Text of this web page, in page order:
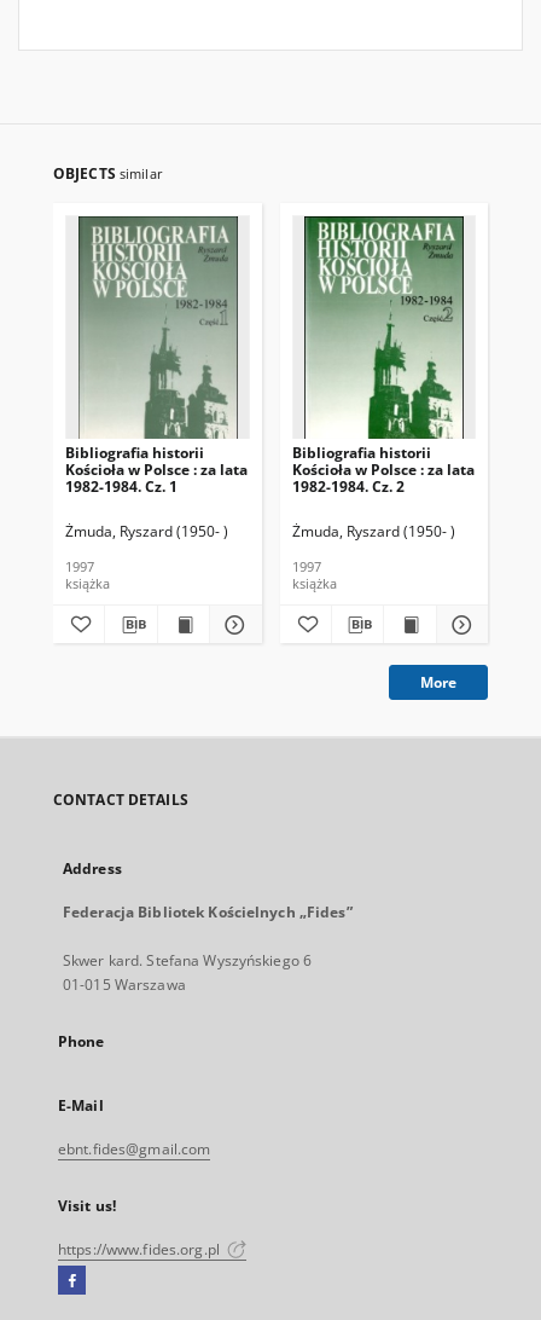
OBJECTS similar
Bibliografia historii
Kościoła w Polsce : za lata
1982-1984. Cz. 1
Żmuda, Ryszard (1950- )
1997
książka
Bibliografia historii
Kościoła w Polsce : za lata
1982-1984. Cz. 2
Żmuda, Ryszard (1950- )
1997
książka
More
CONTACT DETAILS
Address
Federacja Bibliotek Kościelnych „Fides”
Skwer kard. Stefana Wyszyńskiego 6
01-015 Warszawa
Phone
E-Mail
ebnt.fides@gmail.com
Visit us!
https://www.fides.org.pl
Facebook